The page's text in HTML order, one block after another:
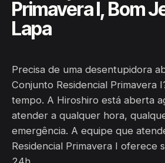
Primavera I, Bom
Lapa
Precisa de uma desentupidora
Conjunto Residencial Primavera
tempo. A Hiroshiro está aberta
atender a qualquer hora,
emergência. A equipe que
Residencial Primavera I oferece